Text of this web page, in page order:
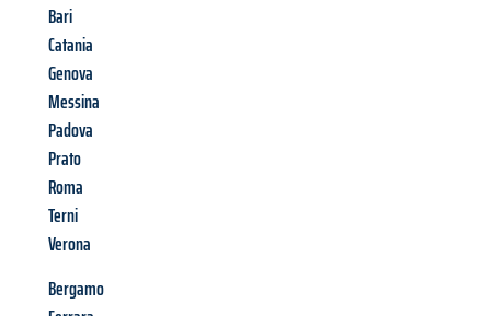
Bari
Catania
Genova
Messina
Padova
Prato
Roma
Terni
Verona
Bergamo